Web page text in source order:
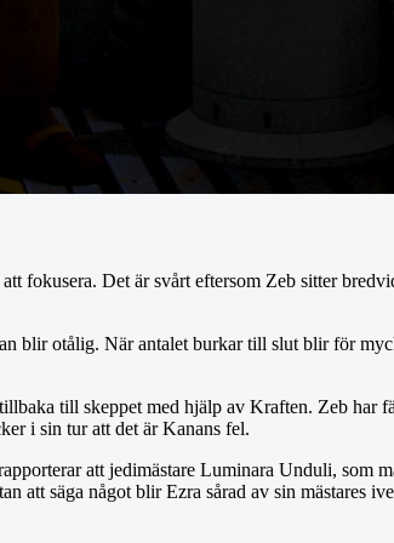
fokusera. Det är svårt eftersom Zeb sitter
blir otålig. När antalet burkar till slut blir för
till skeppet med hjälp av Kraften. Zeb har
i sin tur att det är Kanans fel.
att jedimästare Luminara Unduli, som
att säga något blir Ezra sårad av sin mästares